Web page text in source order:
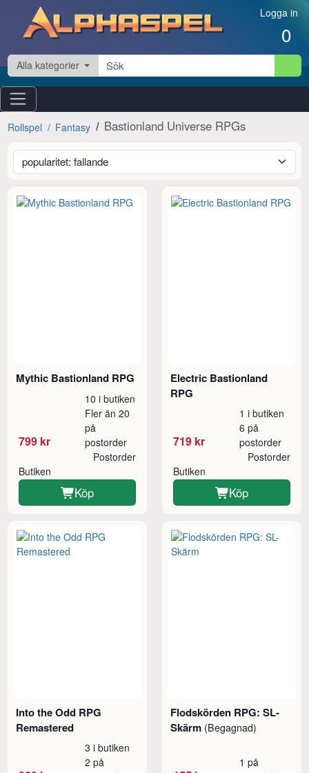
Hoppa till innehåll Logga in
0
Alla kategorier
Rollspel Fantasy Bastionland Universe RPGs
Mythic Bastionland RPG
799 kr
10 i butiken
Fler än 20
på
postorder
Butiken
Postorder
Köp
Electric Bastionland
RPG
719 kr
1 i butiken
6 på
postorder
Butiken
Postorder
Köp
Into the Odd RPG
Remastered
3 i butiken
2 på
Flodskörden RPG: SL-
Skärm (Begagnad)
1 på